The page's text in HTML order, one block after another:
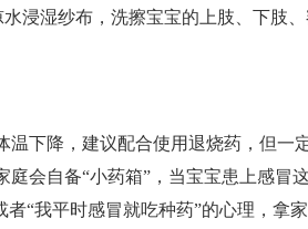
湿纱布，洗擦宝宝的上肢、下肢、
下降，建议配合使用退烧药，但一
会自备“小药箱”，当宝宝患上感冒
“我平时感冒就吃种药”的心理，拿